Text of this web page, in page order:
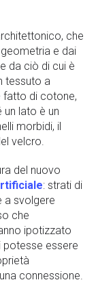
che
e dai
da ciò di cui è
tessuto a
fatto di cotone,
lato è un
morbidi, il
velcro.
del nuovo
: strati di
a svolgere
che
ipotizzato
essere
connessione.